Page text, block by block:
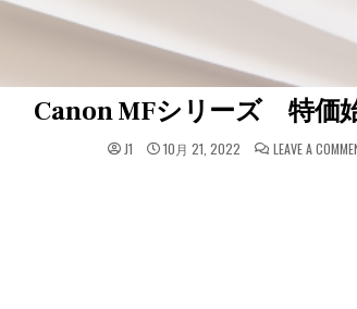
Canon MFシリーズ 特価
J1 10月 21, 2022 LEAVE A